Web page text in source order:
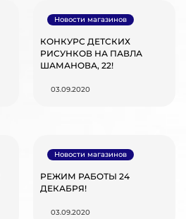
КОНКУРС ДЕТСКИХ
РИСУНКОВ НА ПАВЛА
ШАМАНОВА, 22!
Новости магазинов
03.09.2020
РЕЖИМ РАБОТЫ 24
ДЕКАБРЯ!
Новости магазинов
03.09.2020